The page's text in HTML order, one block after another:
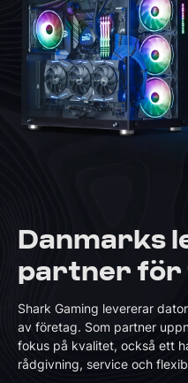
Danmarks
partner för
Shark Gaming levererar
av företag. Som partner
fokus på kvalitet, också ett
rådgivning, service och